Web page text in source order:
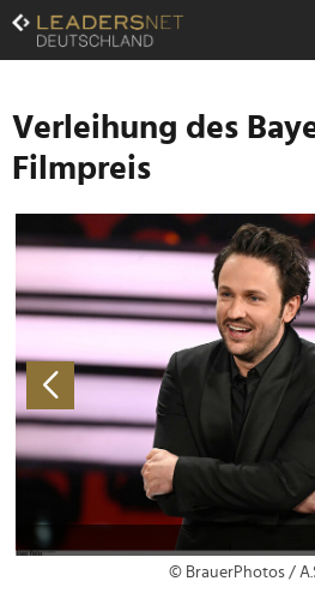
Zum
Inhalt
Zur
Navigation
Zur
Hauptnavigation
Verleihung des
Filmpreis
© BrauerPhotos /